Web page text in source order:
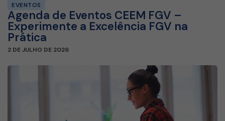
EVENTOS
Agenda de Eventos CEEM FGV –
Experimente a Excelência FGV na
Prática
2 DE JULHO DE 2026